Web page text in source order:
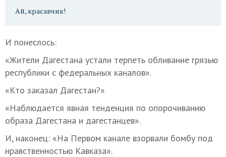
Ай, красавчик!
И понеслось:
«Жители Дагестана устали терпеть обливание грязью
республики с федеральных каналов».
«Кто заказал Дагестан?»
«Наблюдается явная тенденция по опорочиванию
образа Дагестана и дагестанцев».
И, наконец: «На Первом канале взорвали бомбу под
нравственностью Кавказа».